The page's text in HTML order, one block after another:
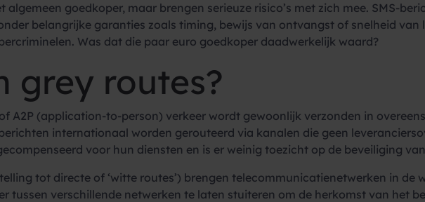
algemeen goedkoper, maar brengen serieuze risico’s met zich mee. SMS-
belangrijke garanties zoals timing, bewijs van ontvangst of snelheid
Was dat die paar euro goedkoper daadwerkelijk waard?
grey routes?
A2P (application-to-person) verkeer wordt gewoonlijk verzonden in
internationaal worden gerouteerd via kanalen die geen
voor hun diensten en is er weinig toezicht op de beveiliging
tot directe of ‘witte routes’) brengen telecommunicatienetwerken in
tussen verschillende netwerken te laten stuiteren om de herkomst van het